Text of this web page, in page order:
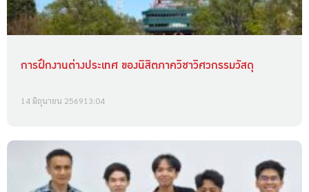
การฝึกงานต่างประเทศ ของนิสิตภาควิชาวิศวกรรมวัสดุ
14 มิถุนายน 256913:04